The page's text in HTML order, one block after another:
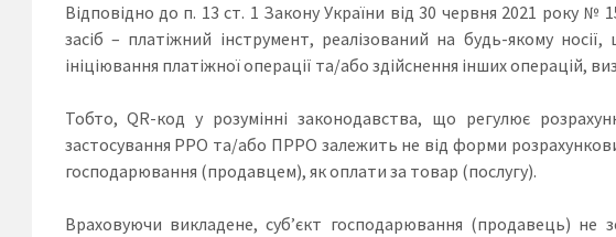
Відповідно до п. 13 ст. 1 Закону України від 30 червня 2021 року №
засіб – платіжний інструмент, реалізований на будь-якому
ініціювання платіжної операції та/або здійснення інших операцій,
Тобто, QR-код у розумінні законодавства, що регулює
застосування РРО та/або ПРРО залежить не від форми
господарювання (продавцем), як оплати за товар (послугу).
Враховуючи викладене, суб’єкт господарювання (продавець)